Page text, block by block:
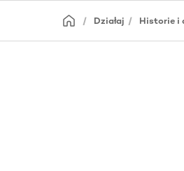
Działaj Historie i